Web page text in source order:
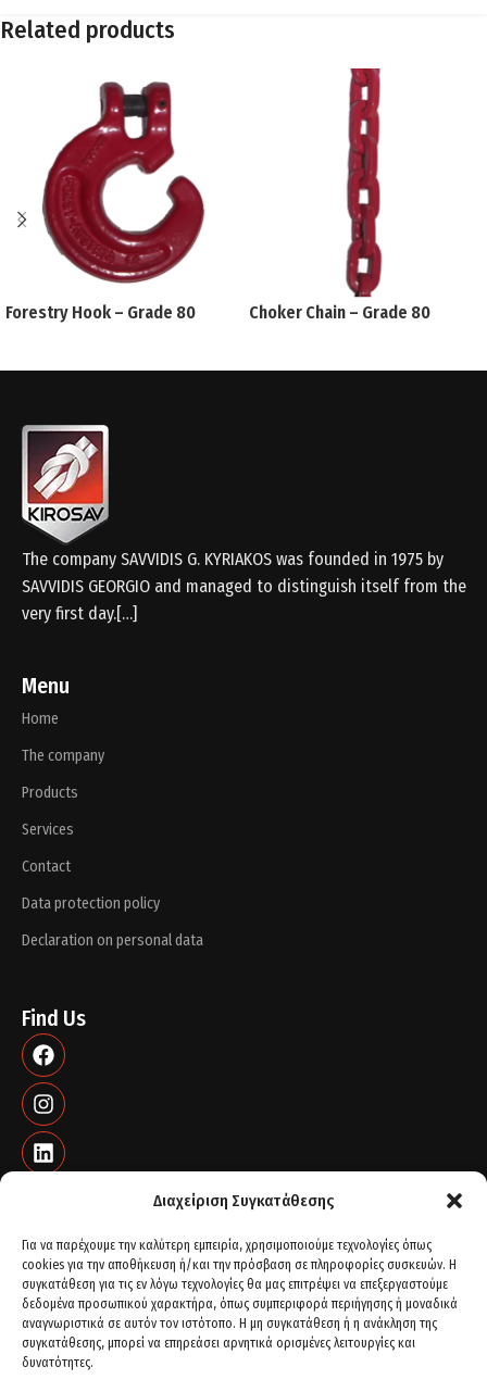
Διαχείριση Συγκατάθεσης
Για να παρέχουμε την καλύτερη εμπειρία, χρησιμοποιούμε τεχνολογίες όπως
cookies για την αποθήκευση ή/και την πρόσβαση σε πληροφορίες συσκευών. Η
συγκατάθεση για τις εν λόγω τεχνολογίες θα μας επιτρέψει να επεξεργαστούμε
δεδομένα προσωπικού χαρακτήρα, όπως συμπεριφορά περιήγησης ή μοναδικά
αναγνωριστικά σε αυτόν τον ιστότοπο. Η μη συγκατάθεση ή η ανάκληση της
συγκατάθεσης, μπορεί να επηρεάσει αρνητικά ορισμένες λειτουργίες και
δυνατότητες.
Related products
Forestry Hook – Grade 80 Choker Chain – Grade 80
The company SAVVIDIS G. KYRIAKOS was founded in 1975 by
SAVVIDIS GEORGIO and managed to distinguish itself from the
very first day.[…]
Menu
Home
The company
Products
Services
Contact
Data protection policy
Declaration on personal data
Find Us
Contact info
St. Peter's 21 - Plot 77, 56429. Thessaloniki
+30 2310 68 06 92
+30 2311 82 01 00